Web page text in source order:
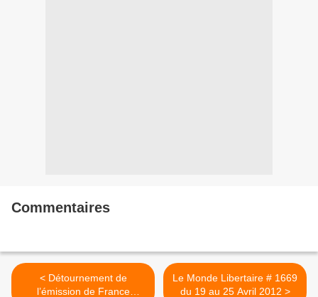
Commentaires
< Détournement de
l’émission de France
Le Monde Libertaire # 1669
du 19 au 25 Avril 2012 >